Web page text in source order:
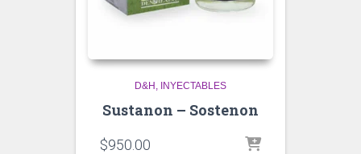
D&H INYECTABLES
Sustanon – Sostenon
$950.00